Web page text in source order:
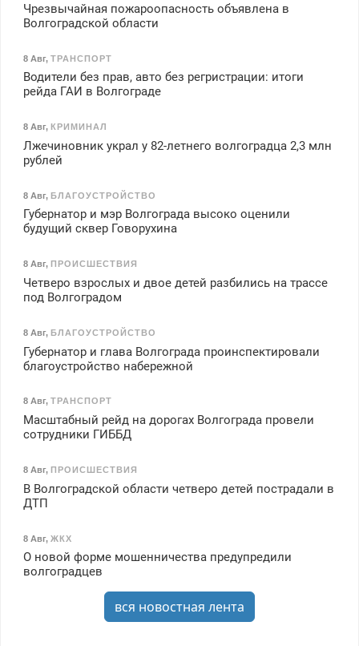
Чрезвычайная пожароопасность объявлена в
Волгоградской области
8 Авг, ТРАНСПОРТ
Водители без прав, авто без регристрации: итоги
рейда ГАИ в Волгограде
8 Авг, КРИМИНАЛ
Лжечиновник украл у 82-летнего волгоградца 2,3 млн
рублей
8 Авг, БЛАГОУСТРОЙСТВО
Губернатор и мэр Волгограда высоко оценили
будущий сквер Говорухина
8 Авг, ПРОИСШЕСТВИЯ
Четверо взрослых и двое детей разбились на трассе
под Волгоградом
8 Авг, БЛАГОУСТРОЙСТВО
Губернатор и глава Волгограда проинспектировали
благоустройство набережной
8 Авг, ТРАНСПОРТ
Масштабный рейд на дорогах Волгограда провели
сотрудники ГИББД
8 Авг, ПРОИСШЕСТВИЯ
В Волгоградской области четверо детей пострадали в
ДТП
8 Авг, ЖКХ
О новой форме мошенничества предупредили
волгоградцев
вся новостная лента